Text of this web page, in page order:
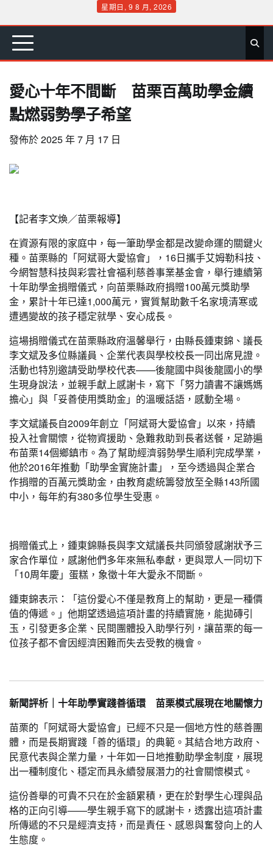
content
星期日, 9 8 月, 2026
首 要 娛 生 社 文 公 運 旅 政 地 專
愛心十年不間斷 苗栗百萬助學金續
點燃弱勢學子希望
發佈於2025 年 7 月 17 日
【記者李文煥／苗栗報導】
在資源有限的家庭中，每一筆助學金都是改變命運的關鍵火
種。苗栗縣的「阿斌哥大愛協會」，16日攜手艾姆勒科技、
今網智慧科技與彩雲社會福利慈善事業基金會，舉行連續第
十年助學金捐贈儀式，向苗栗縣政府捐贈100萬元獎助學
金，累計十年已達1,000萬元，實質幫助數千名家境清寒或
遭遇變故的孩子穩定就學、安心成長。
這場捐贈儀式在苗栗縣政府溫馨舉行，由縣長鍾東錦、議長
李文斌及多位縣議員、企業代表與學校校長一同出席見證。
活動也特別邀請受助學校代表——後龍國中與後龍國小的學
生現身說法，並親手獻上感謝卡，寫下「努力讀書不讓媽媽
擔心」與「妥善使用獎助金」的溫暖話語，感動全場。
李文斌議長自2009年創立「阿斌哥大愛協會」以來，持續
投入社會關懷，從物資援助、急難救助到長者送餐，足跡遍
布苗栗14個鄉鎮市。為了幫助經濟弱勢學生順利完成學業，
他於2016年推動「助學金實施計畫」，至今透過與企業合
作捐贈的百萬元獎助金，由教育處統籌發放至全縣143所國
中小，每年約有380多位學生受惠。
捐贈儀式上，鍾東錦縣長與李文斌議長共同頒發感謝狀予三
家合作單位，感謝他們多年來無私奉獻，更與眾人一同切下
「10周年慶」蛋糕，象徵十年大愛永不間斷。
鍾東錦表示：「這份愛心不僅是教育上的幫助，更是一種價
值的傳遞。」他期望透過這項計畫的持續實施，能拋磚引
玉，引發更多企業、民間團體投入助學行列，讓苗栗的每一
位孩子都不會因經濟困難而失去受教的機會。
新聞評析｜十年助學實踐善循環 苗栗模式展現在地關懷力
苗栗的「阿斌哥大愛協會」已經不只是一個地方性的慈善團
體，而是長期實踐「善的循環」的典範。其結合地方政府、
民意代表與企業力量，十年如一日地推動助學金制度，展現
出一種制度化、穩定而具永續發展潛力的社會關懷模式。
這份善舉的可貴不只在於金額累積，更在於對學生心理與品
格的正向引導——學生親手寫下的感謝卡，透露出這項計畫
所傳遞的不只是經濟支持，而是責任、感恩與奮發向上的人
生態度。